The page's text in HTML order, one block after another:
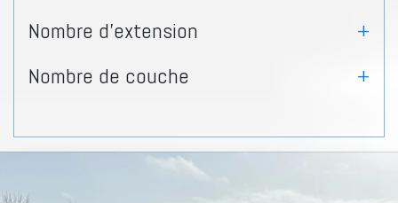
Nombre d'extension
+
Nombre de couche
+